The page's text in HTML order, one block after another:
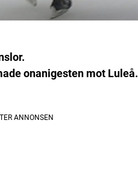
onanigesten mot Luleå.